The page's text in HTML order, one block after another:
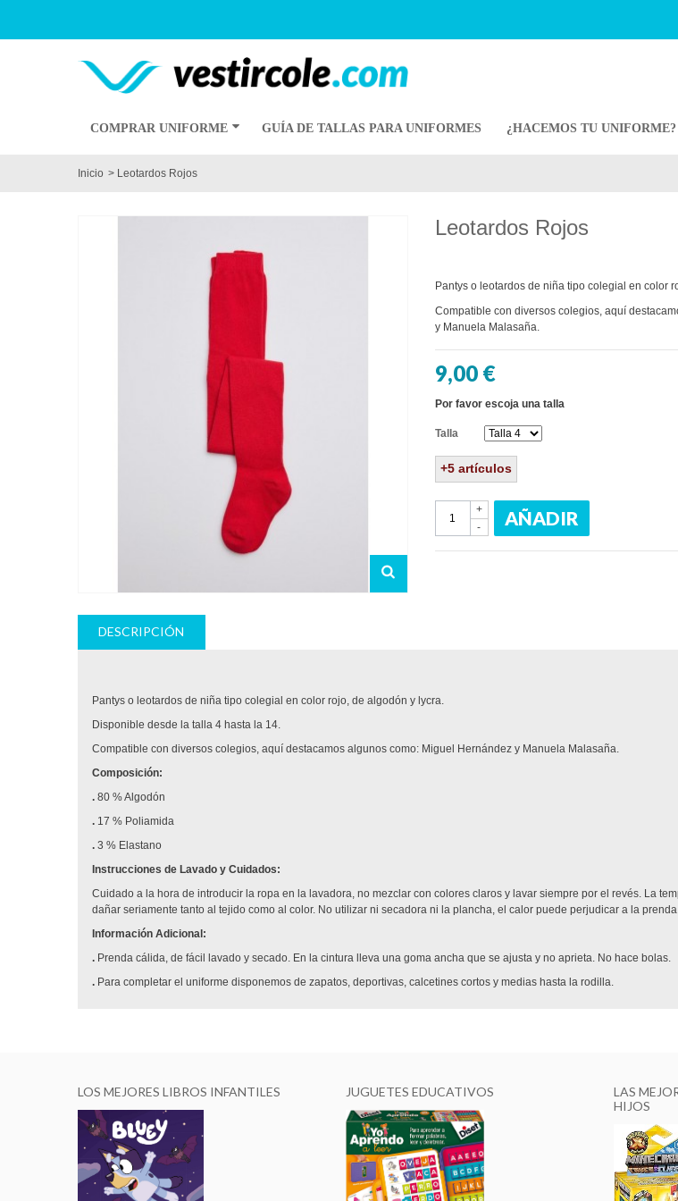
COMPRAR UNIFORME GUÍA DE TALLAS PARA UNIFORMES ¿HACEMOS TU UNIFORME?
Inicio > Leotardos Rojos
Leotardos Rojos
Pantys o leotardos de niña tipo colegial en color
Compatible con diversos colegios, aquí
y Manuela Malasaña.
9,00 €
Por favor escoja una talla
Talla
+5 artículos
-
+ AÑADIR
DESCRIPCIÓN
Pantys o leotardos de niña tipo colegial en color rojo, de algodón y lycra.
Disponible desde la talla 4 hasta la 14.
Compatible con diversos colegios, aquí destacamos algunos como: Miguel Hernández y Manuela Malasaña.
Composición:
.80 % Algodón
. 17 % Poliamida
.3 % Elastano
Instrucciones de Lavado y Cuidados:
Cuidado a la hora de introducir la ropa en la lavadora, no mezclar con colores claros y lavar siempre por el revés. La
dañar seriamente tanto al tejido como al color. No utilizar ni secadora ni la plancha, el calor puede perjudicar a la
Información Adicional:
. Prenda cálida, de fácil lavado y secado. En la cintura lleva una goma ancha que se ajusta y no aprieta. No hace bolas.
. Para completar el uniforme disponemos de zapatos, deportivas, calcetines cortos y medias hasta la rodilla.
LOS MEJORES LIBROS INFANTILES JUGUETES EDUCATIVOS
LAS
HIJOS